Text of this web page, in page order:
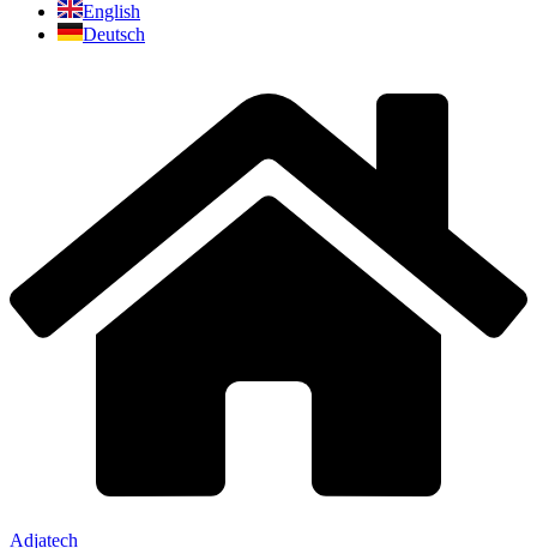
English
Deutsch
Adjatech